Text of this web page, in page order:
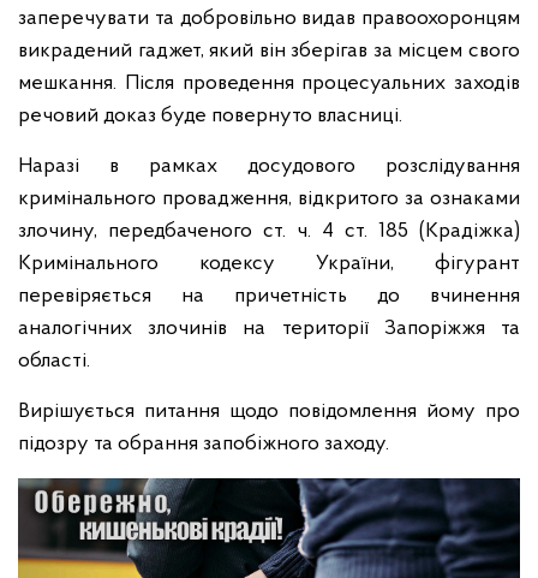
заперечувати та добровільно видав правоохоронцям
викрадений гаджет, який він зберігав за місцем свого
мешкання. Після проведення процесуальних заходів
речовий доказ буде повернуто власниці.
Наразі в рамках досудового розслідування
кримінального провадження, відкритого за ознаками
злочину, передбаченого ст. ч. 4 ст. 185 (Крадіжка)
Кримінального кодексу України, фігурант
перевіряється на причетність до вчинення
аналогічних злочинів на території Запоріжжя та
області.
Вирішується питання щодо повідомлення йому про
підозру та обрання запобіжного заходу.